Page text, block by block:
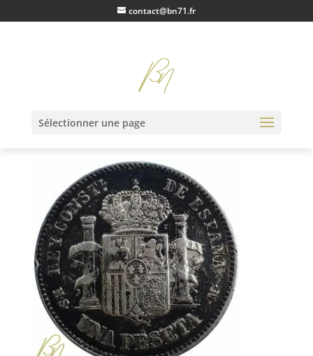
contact@bn71.fr
Sélectionner une page
IMG20230203131336